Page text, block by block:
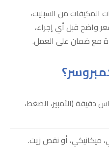
المكيفات من السبليت،
واضح قبل أي إجراء،
مع ضمان على العمل.
دقيقة (الأمبير، الضغط،
ميكانيكي، أو نقص زيت.